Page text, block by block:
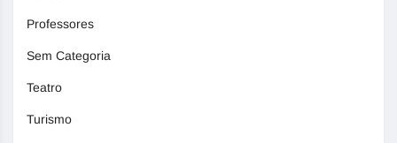
Professores
Sem Categoria
Teatro
Turismo